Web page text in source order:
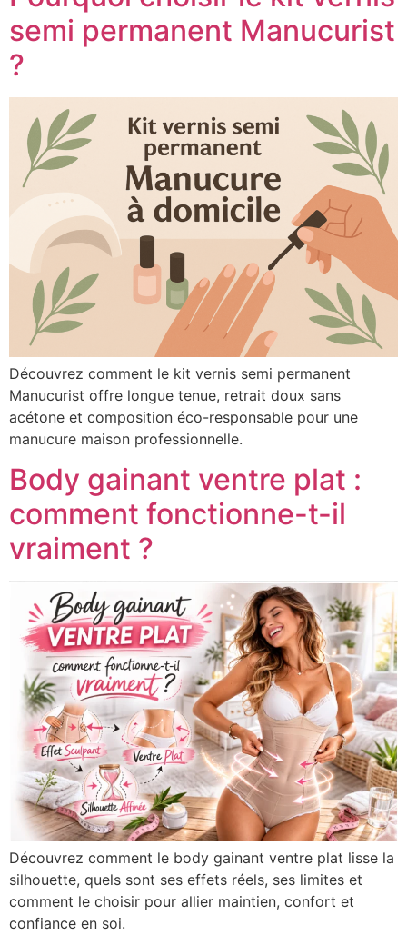
semi permanent Manucurist
?
Découvrez comment le kit vernis semi permanent
Manucurist offre longue tenue, retrait doux sans
acétone et composition éco-responsable pour une
manucure maison professionnelle.
Body gainant ventre plat :
comment fonctionne-t-il
vraiment ?
Découvrez comment le body gainant ventre plat lisse la
silhouette, quels sont ses effets réels, ses limites et
comment le choisir pour allier maintien, confort et
confiance en soi.